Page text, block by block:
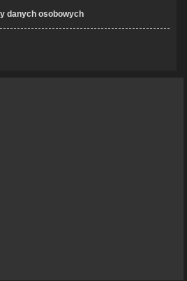
danych osobowych